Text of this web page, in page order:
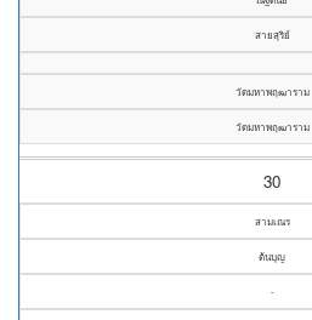
สายสุริย์
วัดมหาพฤฒาราม
วัดมหาพฤฒาราม
30
สามเณร
ต้นบุญ
-